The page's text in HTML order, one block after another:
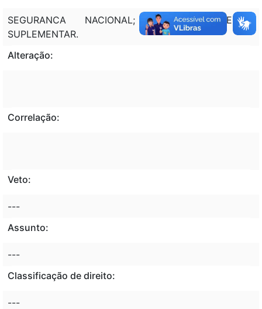
SEGURANCA NACIONAL; SENADO; CREDITO
SUPLEMENTAR.
Alteração:
Correlação:
Veto:
---
Assunto:
---
Classificação de direito:
---